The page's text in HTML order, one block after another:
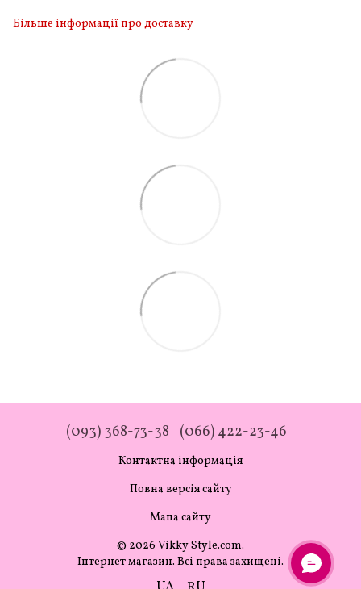
Більше інформації про доставку
(093) 368-73-38 (066) 422-23-46
Контактна інформація
Повна версія сайту
Мапа сайту
© 2026 Vikky Style.com.
Інтернет магазин. Всі права захищені.